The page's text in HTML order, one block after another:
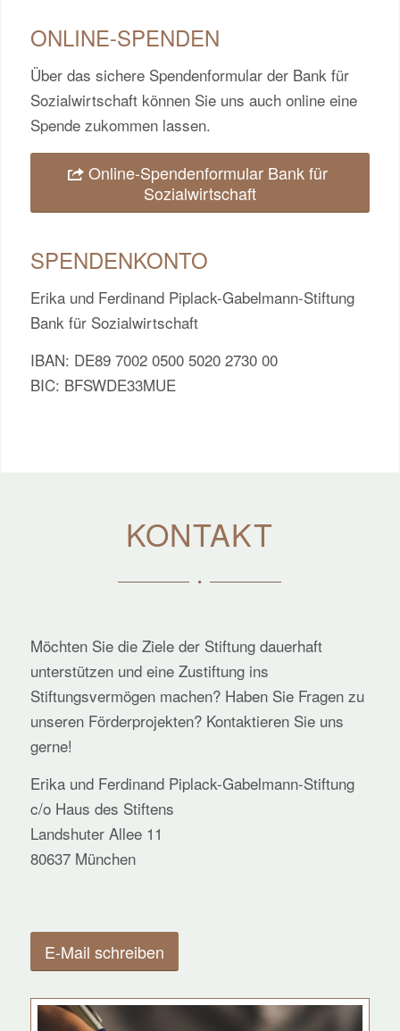
ONLINE-SPENDEN
Über das sichere Spendenformular der Bank für
Sozialwirtschaft können Sie uns auch online eine
Spende zukommen lassen.
Online-Spendenformular Bank für
Sozialwirtschaft
SPENDENKONTO
Erika und Ferdinand Piplack-Gabelmann-Stiftung
Bank für Sozialwirtschaft
IBAN: DE89 7002 0500 5020 2730 00
BIC: BFSWDE33MUE
KONTAKT
Möchten Sie die Ziele der Stiftung dauerhaft
unterstützen und eine Zustiftung ins
Stiftungsvermögen machen? Haben Sie Fragen zu
unseren Förderprojekten? Kontaktieren Sie uns
gerne!
Erika und Ferdinand Piplack-Gabelmann-Stiftung
c/o Haus des Stiftens
Landshuter Allee 11
80637 München
E-Mail schreiben